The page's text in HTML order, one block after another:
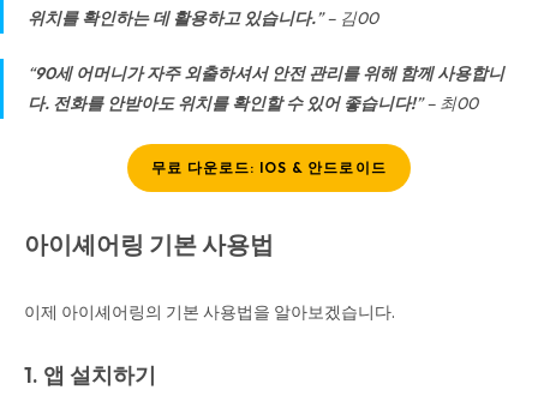
위치를 확인하는 데 활용하고 있습니다.” – 김00
“90세 어머니가 자주 외출하셔서 안전 관리를 위해 함께 사용합니
다. 전화를 안받아도 위치를 확인할 수 있어 좋습니다!” – 최00
무료 다운로드: IOS & 안드로이드
아이셰어링 기본 사용법
이제 아이셰어링의 기본 사용법을 알아보겠습니다.
1. 앱 설치하기